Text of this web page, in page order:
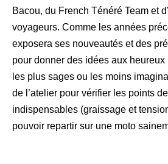
Bacou, du French Ténéré Team et
voyageurs. Comme les années
exposera ses nouveautés et des
pour donner des idées aux
les plus sages ou les moins
de l’atelier pour vérifier les points
indispensables (graissage et
pouvoir repartir sur une moto